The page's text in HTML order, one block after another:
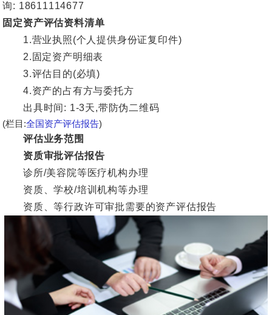
询: 18611114677
固定资产评估资料清单
1.营业执照(个人提供身份证复印件)
2.固定资产明细表
3.评估目的(必填)
4.资产的占有方与委托方
出具时间: 1-3天,带防伪二维码
(栏目:全国资产评估报告)
评估业务范围
资质审批评估报告
诊所/美容院等医疗机构办理
资质、学校/培训机构等办理
资质、等行政许可审批需要的资产评估报告